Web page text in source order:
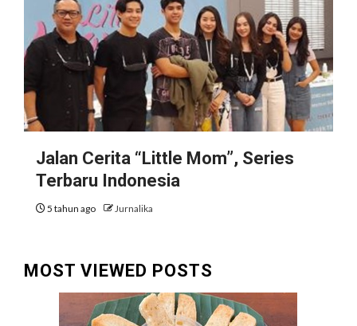
Jalan Cerita “Little Mom”, Series
Terbaru Indonesia
5 tahun ago Jurnalika
MOST VIEWED POSTS